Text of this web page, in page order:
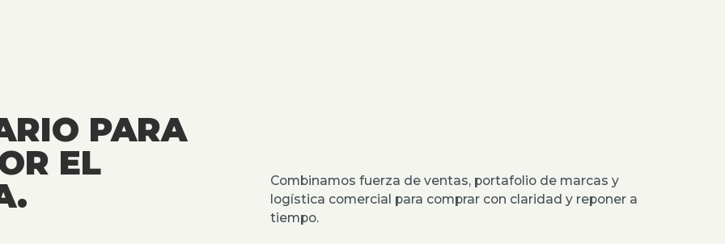
PARA
EL
Combinamos fuerza de ventas, portafolio de marcas y
logística comercial para comprar con claridad y reponer a
tiempo.